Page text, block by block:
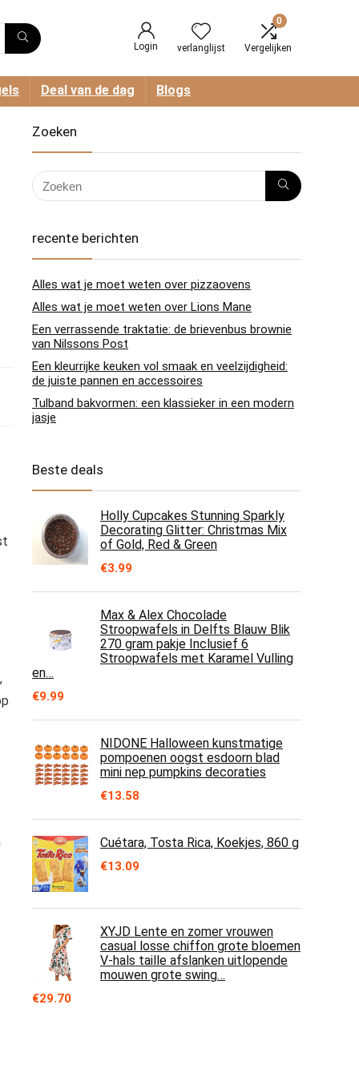
Login verlanglijst
0
Vergelijken
Deal van de dag Blogs
Zoeken
recente berichten
Alles wat je moet weten over pizzaovens
Alles wat je moet weten over Lions Mane
Een verrassende traktatie: de brievenbus brownie
van Nilssons Post
Een kleurrijke keuken vol smaak en veelzijdigheid:
de juiste pannen en accessoires
Tulband bakvormen: een klassieker in een modern
jasje
Beste deals
Holly Cupcakes Stunning Sparkly
Decorating Glitter: Christmas Mix
of Gold, Red & Green
€3.99
Max & Alex Chocolade
Stroopwafels in Delfts Blauw Blik
270 gram pakje Inclusief 6
Stroopwafels met Karamel Vulling
en…
€9.99
NIDONE Halloween kunstmatige
pompoenen oogst esdoorn blad
mini nep pumpkins decoraties
€13.58
Cuétara, Tosta Rica, Koekjes, 860 g
€13.09
XYJD Lente en zomer vrouwen
casual losse chiffon grote bloemen
V-hals taille afslanken uitlopende
mouwen grote swing…
€29.70